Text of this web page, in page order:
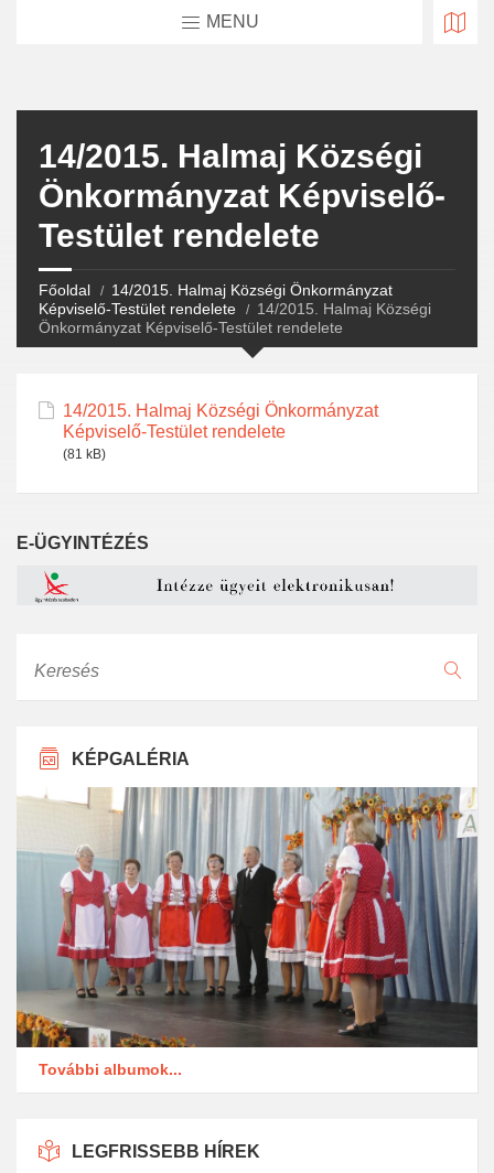
MENU
14/2015. Halmaj Községi
Önkormányzat Képviselő-
Testület rendelete
Főoldal
14/2015. Halmaj Községi Önkormányzat
Képviselő-Testület rendelete
14/2015. Halmaj Községi
Önkormányzat Képviselő-Testület rendelete
14/2015. Halmaj Községi Önkormányzat
Képviselő-Testület rendelete
(81 kB)
E-ÜGYINTÉZÉS
KÉPGALÉRIA
További albumok...
LEGFRISSEBB HÍREK